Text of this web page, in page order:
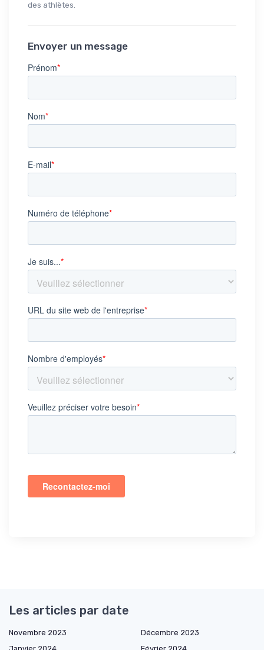
des athlètes.
Envoyer un message
Les articles par date
Novembre 2023
Décembre 2023